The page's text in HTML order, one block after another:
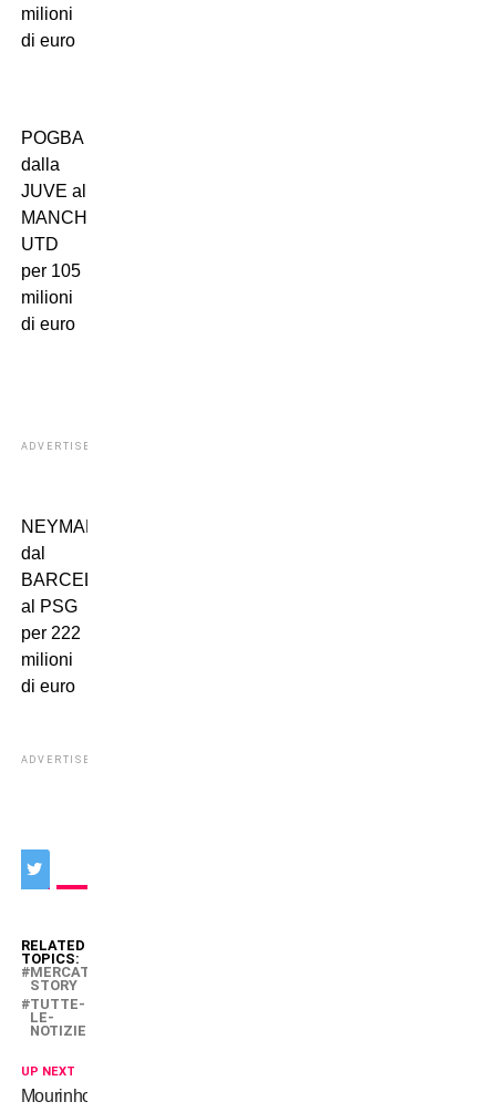
milioni
di euro
POGBA
dalla
JUVE al
MANCHESTER
UTD
per 105
milioni
di euro
ADVERTISEMENT
NEYMAR
dal
BARCELLONA
al PSG
per 222
milioni
di euro
ADVERTISEMENT
RELATED
TOPICS:
MERCATO-
STORY
TUTTE-
LE-
NOTIZIE
UP NEXT
Mourinho